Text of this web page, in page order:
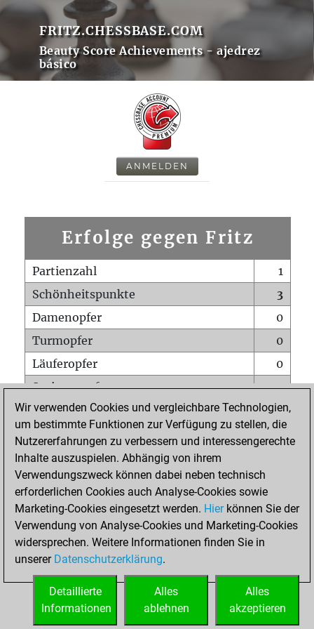
FRITZ.CHESSBASE.COM
Beauty Score Achievements - ajedrez
básico
ANMELDEN
Erfolge gegen Fritz
Partienzahl
1
Schönheitspunkte
3
Damenopfer
0
Turmopfer
0
Läuferopfer
0
Springeropfer
0
Bauernopfer
0
Matt auf vollem Brett
0
Bauer setzt Matt
Erstickte Matts
Unterverwandlungen
0
Türme auf der siebten
0
STARTSEITE
Wir verwenden Cookies und vergleichbare Technologien,
um bestimmte Funktionen zur Verfügung zu stellen, die
Nutzererfahrungen zu verbessern und interessengerechte
Inhalte auszuspielen. Abhängig von ihrem
Verwendungszweck können dabei neben technisch
erforderlichen Cookies auch Analyse-Cookies sowie
Marketing-Cookies eingesetzt werden. Hierkönnen Sie der
Verwendung von Analyse-Cookies und Marketing-Cookies
widersprechen. Weitere Informationen finden Sie in
unserer Datenschutzerklärung.
Alles
akzeptieren
Alles
ablehnen
Detaillierte
Informationen